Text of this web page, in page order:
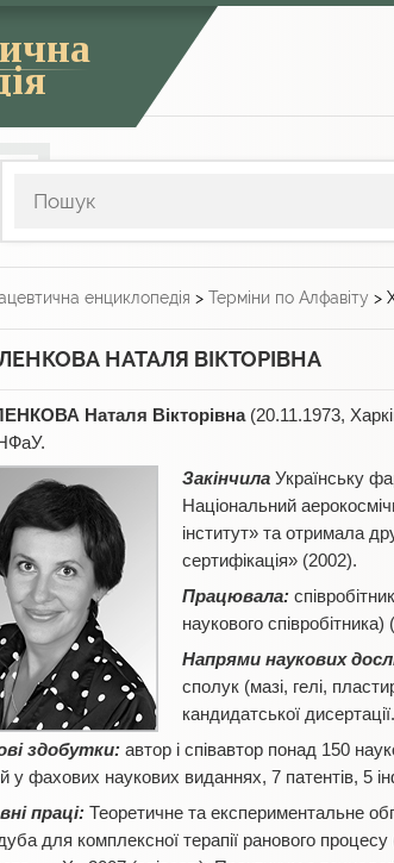
енциклопедія > Терміни по Алфавіту >
НАТАЛЯ ВІКТОРІВНА
Наталя Вікторівна (20.11.1973,
НФаУ.
Закінчила Українську
Національний
інститут» та отримала
сертифікація» (2002).
Працювала:
наукового
Напрями наукових
сполук (мазі, гелі,
кандидатської дисертації.
здобутки: автор і співавтор понад 150
у фахових наукових виданнях, 7 патентів, 5
праці: Теоретичне та експериментальне
для комплексної терапії ранового